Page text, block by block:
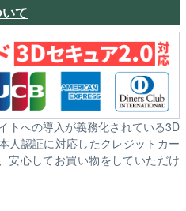
て
トへの導入が義務化されている3D
人認証に対応したクレジットカー
安心してお買い物をしていただけ